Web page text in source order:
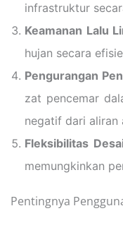
infrastruktur
Keamanan Lalu
hujan secara
Pengurangan
zat pencemar
negatif dari aliran
Fleksibilitas
memungkinkan
Pentingnya